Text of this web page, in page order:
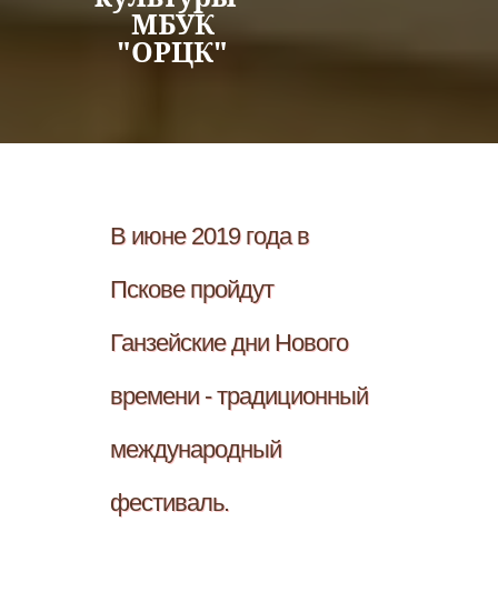
МБУК
"ОРЦК"
В июне 2019 года в
Пскове пройдут
Ганзейские дни Нового
времени - традиционный
международный
фестиваль.